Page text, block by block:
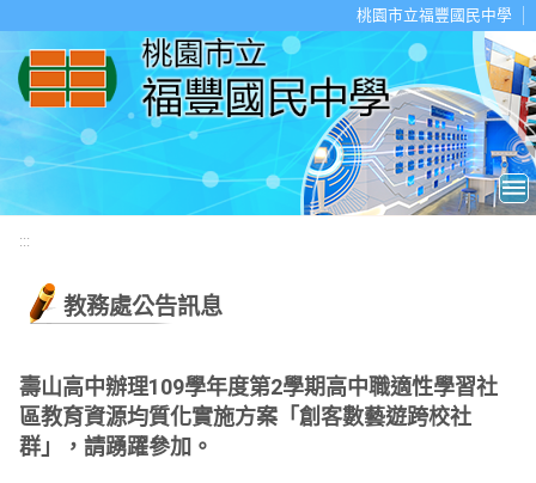
桃園市立福豐國民中學
:::
教務處公告訊息
壽山高中辦理109學年度第2學期高中職適性學習社
區教育資源均質化實施方案「創客數藝遊跨校社
群」，請踴躍參加。